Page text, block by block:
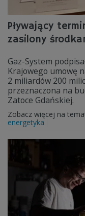
Pływający
zasilony
Gaz-System
Krajowego umowę
2 miliardów 200
przeznaczona na
Zatoce Gdańskiej.
Zobacz więcej na
energetyka